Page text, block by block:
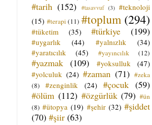
#tarih (152) #tasavvuf (3) #teknoloji
(15) #terapi (11) #toplum (294)
#tüketim (35) #türkiye (199)
#uygarlık (44) #yalnızlık
(34)
#yaratıcılık
(45) #yayıncılık (12)
#yazmak (109) #yoksulluk
(47)
#yolculuk (24) #zaman (71) #zeka
(8)
#zenginlik (24) #çocuk (59)
#ölüm (112) #özgürlük (79) #ün
(8) #ütopya (19) #şehir (32) #şiddet
(70) #şiir (63)